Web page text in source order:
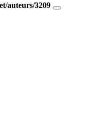
auteurs/3209